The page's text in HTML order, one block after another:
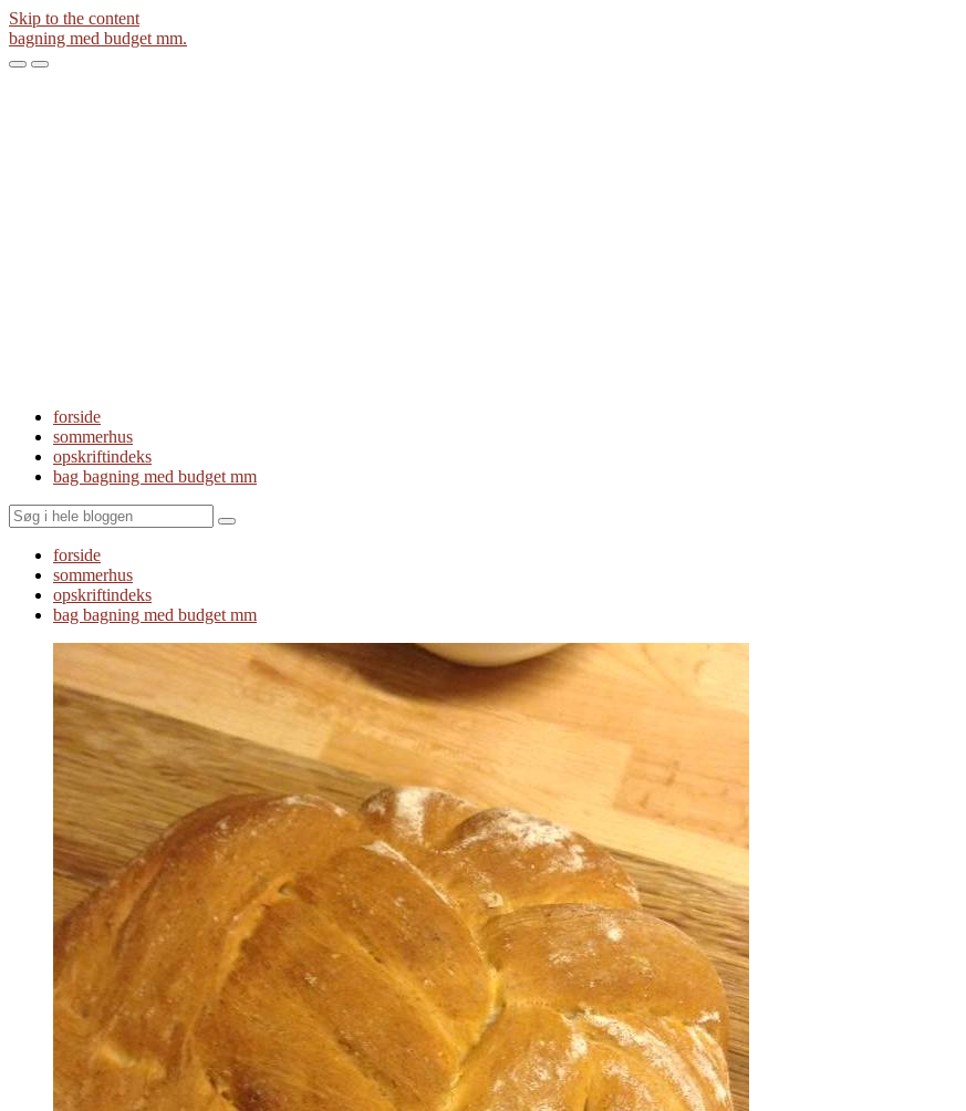
Skip to the content
bagning med budget mm.
ToggleToggle
forside
sommerhus
opskriftindeks
bag bagning med budget mm
Search
forside
sommerhus
opskriftindeks
bag bagning med budget mm